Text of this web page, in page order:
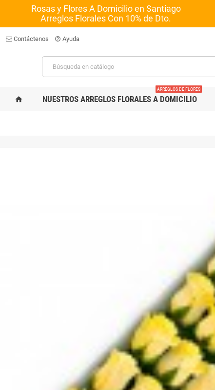
Rosas y Flores A Domicilio en Santiago
Arreglos Florales Con 10% de Dto.
Contáctenos help_outline Ayuda
home NUESTROS ARREGLOS FLORALES A DOMICILIO
ARREGLOS DE FLORES